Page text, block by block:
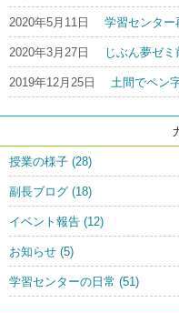
2020年5月11日 学習センター
2020年3月27日 じぶん夢ゼミ
2019年12月25日 土間でペン
授業の様子 (28)
副長ブログ (18)
イベント報告 (12)
お知らせ (5)
学習センターの日常 (51)